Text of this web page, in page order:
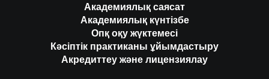
Академиялық саясат
Академиялық күнтізбе
Опқ оқу жүктемесі
Кәсіптік практиканы ұйымдастыру
Акредиттеу және лицензиялау